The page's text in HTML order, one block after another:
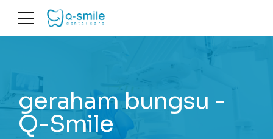
geraham bungsu -
Q-Smile